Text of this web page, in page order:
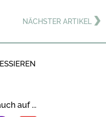
NÄCHSTER ARTIKEL
auf ...